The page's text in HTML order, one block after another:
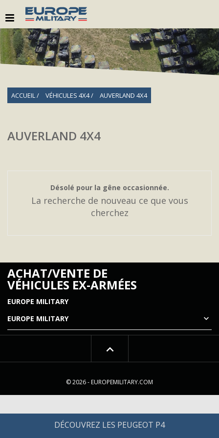
ACCUEIL VÉHICULES 4X4 AUVERLAND 4X4
AUVERLAND 4X4
Désolé pour la gêne occasionnée.
La recherche de nouveau ce que vous
cherchez
ACHAT/VENTE DE
VÉHICULES EX-ARMÉES
EUROPE MILITARY
EUROPE MILITARY

© 2026 - EUROPEMILITARY.COM